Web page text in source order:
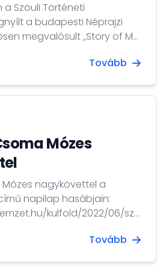
a Szöuli Történeti
a budapesti Néprajzi
megvalósult „Story of My
mondott Dr. Csoma
valamint a Néprajzi Múzeum
Az esemény
Liszt Intézet volt.
Tovább
Mózes
Mózes nagykövettel a
napilap hasábjain:
kulfold/2022/06/szoul-
Tovább